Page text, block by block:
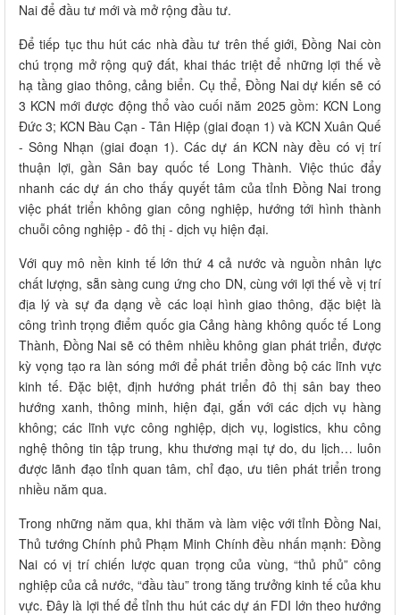
Nai để đầu tư mới và mở rộng đầu tư.
Để tiếp tục thu hút các nhà đầu tư trên thế giới, Đồng Nai còn
chú trọng mở rộng quỹ đất, khai thác triệt để những lợi thế về
hạ tầng giao thông, cảng biển. Cụ thể, Đồng Nai dự kiến sẽ có
3 KCN mới được động thổ vào cuối năm 2025 gồm: KCN Long
Đức 3; KCN Bàu Cạn - Tân Hiệp (giai đoạn 1) và KCN Xuân Quế
- Sông Nhạn (giai đoạn 1). Các dự án KCN này đều có vị trí
thuận lợi, gần Sân bay quốc tế Long Thành. Việc thúc đẩy
nhanh các dự án cho thấy quyết tâm của tỉnh Đồng Nai trong
việc phát triển không gian công nghiệp, hướng tới hình thành
chuỗi công nghiệp - đô thị - dịch vụ hiện đại.
Với quy mô nền kinh tế lớn thứ 4 cả nước và nguồn nhân lực
chất lượng, sẵn sàng cung ứng cho DN, cùng với lợi thế về vị trí
địa lý và sự đa dạng về các loại hình giao thông, đặc biệt là
công trình trọng điểm quốc gia Cảng hàng không quốc tế Long
Thành, Đồng Nai sẽ có thêm nhiều không gian phát triển, được
kỳ vọng tạo ra làn sóng mới để phát triển đồng bộ các lĩnh vực
kinh tế. Đặc biệt, định hướng phát triển đô thị sân bay theo
hướng xanh, thông minh, hiện đại, gắn với các dịch vụ hàng
không; các lĩnh vực công nghiệp, dịch vụ, logistics, khu công
nghệ thông tin tập trung, khu thương mại tự do, du lịch… luôn
được lãnh đạo tỉnh quan tâm, chỉ đạo, ưu tiên phát triển trong
nhiều năm qua.
Trong những năm qua, khi thăm và làm việc với tỉnh Đồng Nai,
Thủ tướng Chính phủ Phạm Minh Chính đều nhấn mạnh: Đồng
Nai có vị trí chiến lược quan trọng của vùng, “thủ phủ” công
nghiệp của cả nước, “đầu tàu” trong tăng trưởng kinh tế của khu
vực. Đây là lợi thế để tỉnh thu hút các dự án FDI lớn theo hướng